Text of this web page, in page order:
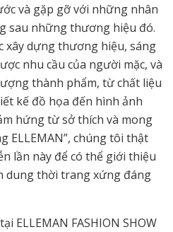
và gặp gỡ với những nhân
sau những thương hiệu đó.
xây dựng thương hiệu, sáng
nhu cầu của người mặc, và
thành phẩm, từ chất liệu
kế đồ họa đến hình ảnh
hứng từ sở thích và mong
ELLEMAN”, chúng tôi thật
lần này để có thể giới thiệu
dung thời trang xứng đáng
ELLEMAN FASHION SHOW